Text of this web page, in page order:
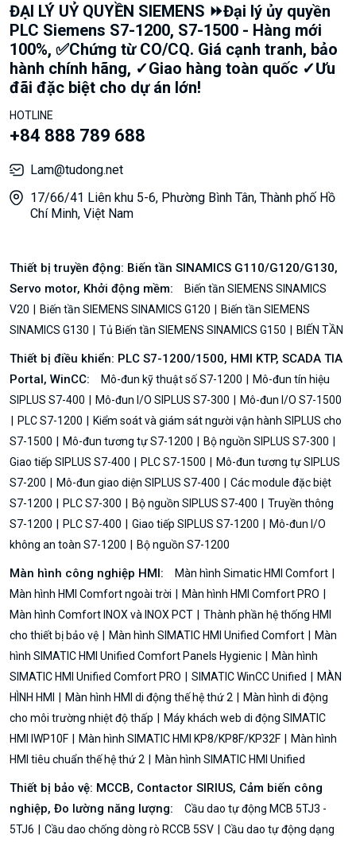
ĐẠI LÝ UỶ QUYỀN SIEMENS ⏩Đại lý ủy quyền
PLC Siemens S7-1200, S7-1500 - Hàng mới
100%, ✅Chứng từ CO/CQ. Giá cạnh tranh, bảo
hành chính hãng, ✓Giao hàng toàn quốc ✓Ưu
đãi đặc biệt cho dự án lớn!
HOTLINE
+84 888 789 688
Lam@tudong.net
17/66/41 Liên khu 5-6, Phường Bình Tân, Thành phố Hồ
Chí Minh, Việt Nam
Thiết bị truyền động: Biến tần SINAMICS G110/G120/G130,
Servo motor, Khởi động mềm:
Biến tần SIEMENS SINAMICS
V20
Biến tần SIEMENS SINAMICS G120
Biến tần SIEMENS
SINAMICS G130
Tủ Biến tần SIEMENS SINAMICS G150 BIẾN TẦN
Thiết bị điều khiển: PLC S7-1200/1500, HMI KTP, SCADA TIA
Portal, WinCC:
Mô-đun kỹ thuật số S7-1200
Mô-đun tín hiệu
SIPLUS S7-400
Mô-đun I/O SIPLUS S7-300
Mô-đun I/O S7-1500
PLC S7-1200
Kiểm soát và giám sát người vận hành SIPLUS cho
S7-1500
Mô-đun tương tự S7-1200
Bộ nguồn SIPLUS S7-300
Giao tiếp SIPLUS S7-400
PLC S7-1500
Mô-đun tương tự SIPLUS
S7-200
Mô-đun giao diện SIPLUS S7-400
Các module đặc biệt
S7-1200
PLC S7-300 Bộ nguồn SIPLUS S7-400
Truyền thông
S7-1200
PLC S7-400 Giao tiếp SIPLUS S7-1200
Mô-đun I/O
không an toàn S7-1200
Bộ nguồn S7-1200
Màn hình công nghiệp HMI:
Màn hình Simatic HMI Comfort
Màn hình HMI Comfort ngoài trời
Màn hình HMI Comfort PRO
Màn hình Comfort INOX và INOX PCT
Thành phần hệ thống HMI
cho thiết bị bảo vệ
Màn hình SIMATIC HMI Unified Comfort
Màn
hình SIMATIC HMI Unified Comfort Panels Hygienic
Màn hình
SIMATIC HMI Unified Comfort PRO
SIMATIC WinCC Unified
MÀN
HÌNH HMI
Màn hình HMI di động thế hệ thứ 2
Màn hình di động
cho môi trường nhiệt độ thấp
Máy khách web di động SIMATIC
HMI IWP10F
Màn hình SIMATIC HMI KP8/KP8F/KP32F
Màn hình
HMI tiêu chuẩn thế hệ thứ 2
Màn hình SIMATIC HMI Unified
Thiết bị bảo vệ: MCCB, Contactor SIRIUS, Cảm biến công
nghiệp, Đo lường năng lượng:
Cầu dao tự động MCB 5TJ3 -
5TJ6
Cầu dao chống dòng rò RCCB 5SV
Cầu dao tự động dạng